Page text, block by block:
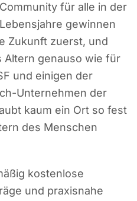
für alle in der
gewinnen
Zukunft zuerst, und
Altern genauso wie für
und einigen der
Unternehmen der
kaum ein Ort so fest
des Menschen
kostenlose
und praxisnahe